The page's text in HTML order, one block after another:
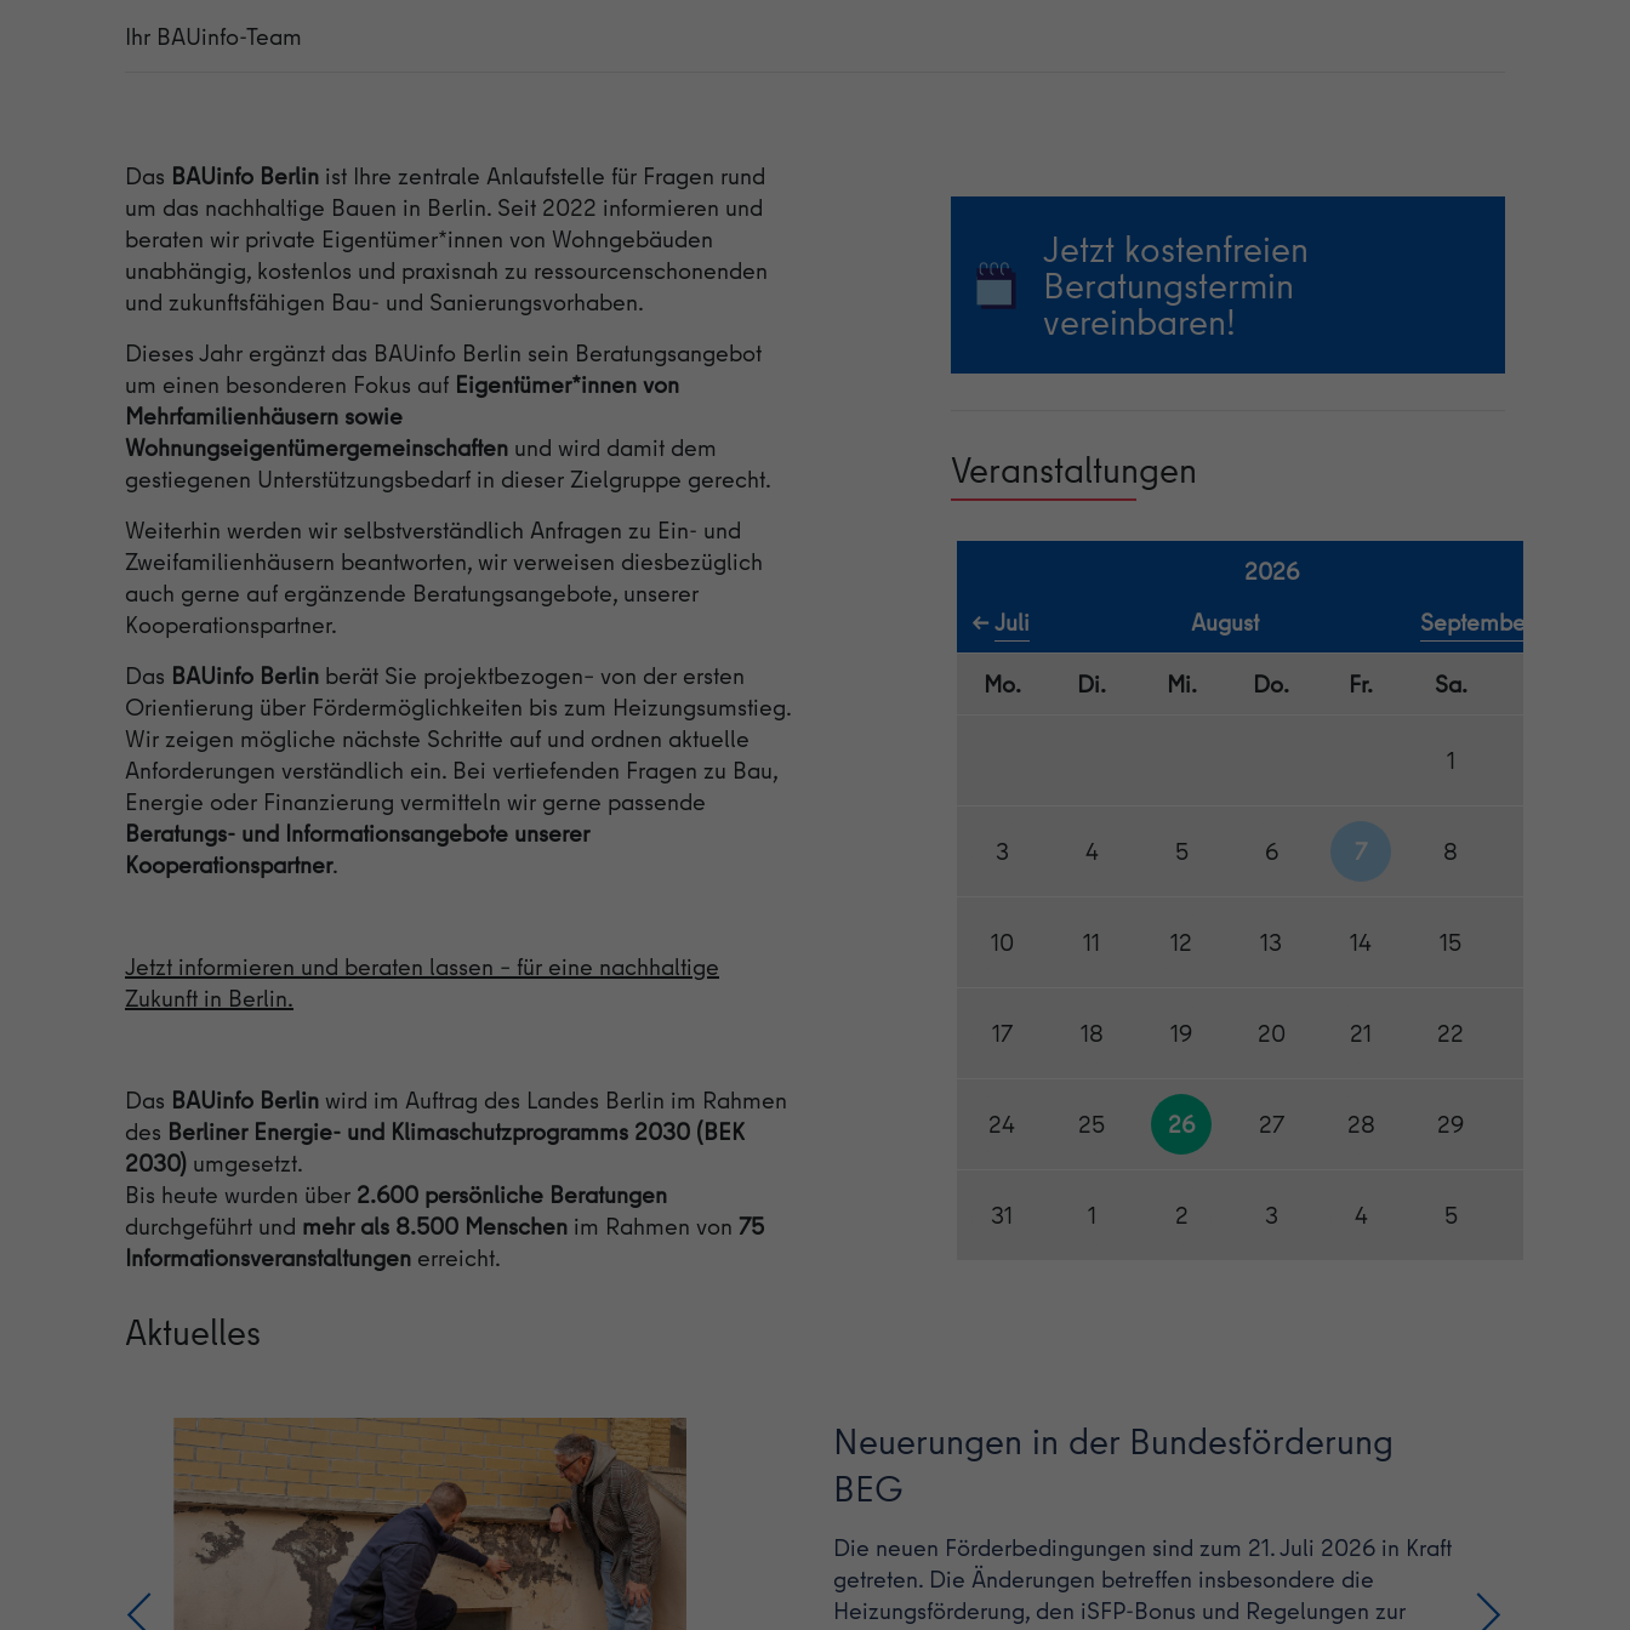
Ihr BAUinfo-Team
Das BAUinfo Berlin ist Ihre zentrale Anlaufstelle für Fragen rund
um das nachhaltige Bauen in Berlin. Seit 2022 informieren und
beraten wir private Eigentümer*innen von Wohngebäuden
unabhängig, kostenlos und praxisnah zu ressourcenschonenden
und zukunftsfähigen Bau- und Sanierungsvorhaben.
Dieses Jahr ergänzt das BAUinfo Berlin sein Beratungsangebot
um einen besonderen Fokus auf Eigentümer*innen von
Mehrfamilienhäusern sowie
Wohnungseigentümergemeinschaften und wird damit dem
gestiegenen Unterstützungsbedarf in dieser Zielgruppe gerecht.
Weiterhin werden wir selbstverständlich Anfragen zu Ein- und
Zweifamilienhäusern beantworten, wir verweisen diesbezüglich
auch gerne auf ergänzende Beratungsangebote, unserer
Kooperationspartner.
Das BAUinfo Berlin berät Sie projektbezogen– von der ersten
Orientierung über Fördermöglichkeiten bis zum Heizungsumstieg.
Wir zeigen mögliche nächste Schritte auf und ordnen aktuelle
Anforderungen verständlich ein. Bei vertiefenden Fragen zu Bau,
Energie oder Finanzierung vermitteln wir gerne passende
Beratungs- und Informationsangebote unserer
Kooperationspartner.
Jetzt informieren und beraten lassen – für eine nachhaltige
Zukunft in Berlin.
Das BAUinfo Berlinwird im Auftrag des Landes Berlin im Rahmen
des Berliner Energie- und Klimaschutzprogramms 2030 (BEK
2030) umgesetzt.
Bis heute wurden über 2.600 persönliche Beratungen
durchgeführt und mehr als 8.500 Menschen im Rahmen von 75
Informationsveranstaltungen erreicht.
Jetzt kostenfreien
Beratungstermin
vereinbaren!
Veranstaltungen
2026
←Juli August September
Mo.
Di. Mi. Do. Fr. Sa.
1
3 4 5 6 7 8
10 11 12 13 14 15
17 18 19 20 21 22
24 25 26 27 28 29
31 1 2 3 4 5
Aktuelles
Neuerungen in der Bundesförderung
BEG
Die neuen Förderbedingungen sind zum 21. Juli 2026 in Kraft
getreten. Die Änderungen betreffen insbesondere die
Heizungsförderung, den iSFP-Bonus und Regelungen zur